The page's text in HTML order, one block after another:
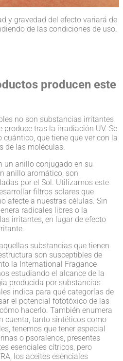
y gravedad del efecto variará de
de las condiciones de uso.
producen este
no son substancias irritantes
produce tras la irradiación UV. Se
que tiene que ver con la
de las moléculas.
un anillo conjugado en su
anillo aromático, son
por el Sol. Utilizamos este
filtros solares que
afecte a nuestras células. Sin
radicales libres o la
irritantes, en lugar de efecto
substancias que tienen
son susceptibles de
la International Fragance
estudiando el alcance de la
producida por substancias
indica para qué categorías de
el potencial fototóxico de las
hacerlo. También enumera
cuenta, tanto sintéticos como
tenemos que tener especial
o psoralenos, presentes
esenciales cítricos, pero
los aceites esenciales